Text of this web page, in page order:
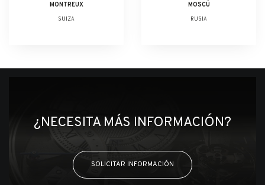
MONTREUX
SUIZA
MOSCÚ
RUSIA
¿NECESITA MÁS INFORMACIÓN?
SOLICITAR INFORMACIÓN